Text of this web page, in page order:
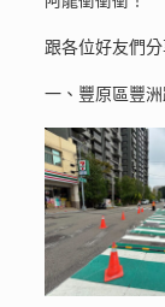
跟各位好友們
一、豐原區豐